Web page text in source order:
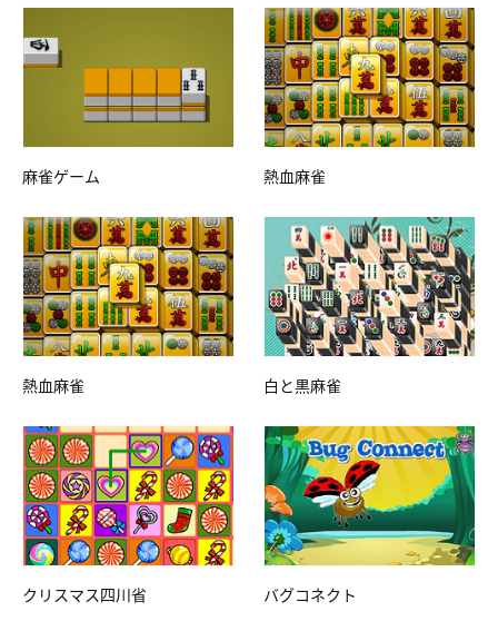
麻雀ゲーム 熱血麻雀
熱血麻雀 白と黒麻雀
クリスマス四川省 バグコネクト